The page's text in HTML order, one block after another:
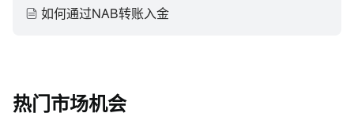
如何通过NAB转账入金
热门市场机会